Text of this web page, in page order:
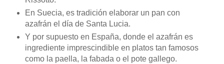
En Suecia, es tradición elaborar un pan con
azafrán el día de Santa Lucia.
Y por supuesto en España, donde el azafrán es
ingrediente imprescindible en platos tan famosos
como la paella, la fabada o el pote gallego.